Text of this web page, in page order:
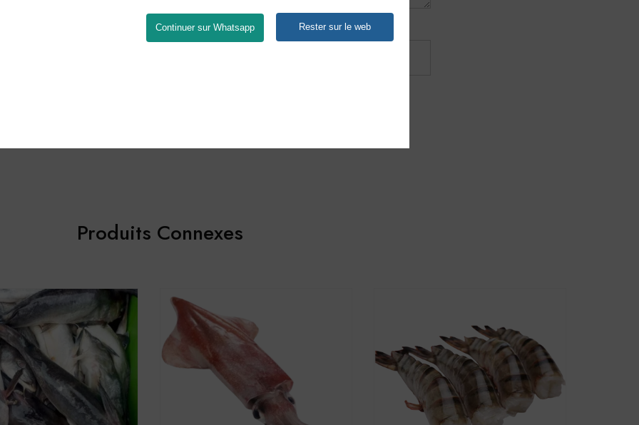
E-mail*
mon e-mail et mon site dans le navigateur pour mon prochain commentaire.
Produits Connexes
Continuer sur Whatsapp Rester sur le web